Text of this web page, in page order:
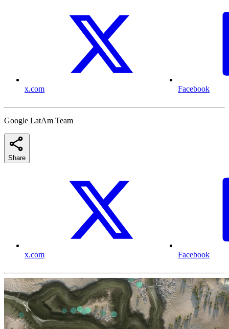
x.com Facebook
Google LatAm Team
Share
x.com Facebook